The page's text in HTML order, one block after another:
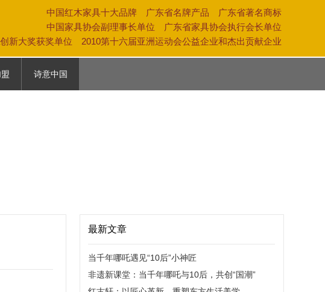
中国红木家具十大品牌 广东省名牌产品 广东省著名商标
中国家具协会副理事长单位 广东省家具协会执行会长单位
新大奖获奖单位 2010第十六届亚洲运动会公益企业和杰出贡献企业
诗意中国
最新文章
当千年哪吒遇见“10后”小神匠
非遗新课堂：当千年哪吒与10后，共创“国潮”